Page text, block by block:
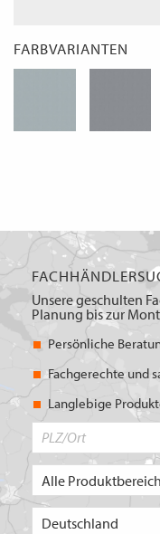
FARBVARIANTEN
Unsere geschulten
Planung bis zur
Persönliche
Fachgerechte und
Langlebige